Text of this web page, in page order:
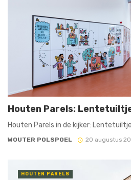
Houten Parels:
Houten Parels in de kijker:
WOUTER POLSPOEL 20 augustus
HOUTEN PARELS